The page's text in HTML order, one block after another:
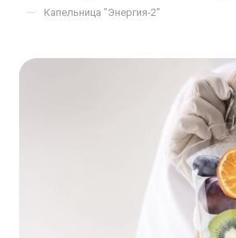
— Капельница "Энергия-2"